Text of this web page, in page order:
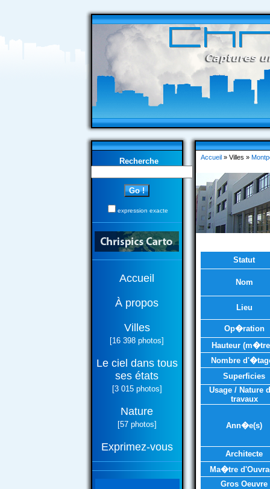
Recherche
expression exacte
Accueil
À propos
Villes
[16 398 photos]
Le ciel dans tous
ses états
[3 015 photos]
Nature
[57 photos]
Exprimez-vous
Accueil» Villes »
Statut
Nom
Lieu
Op�ration
Hauteur
Nombre
Superficies
Usage / Nature
travaux
Ann�e(s)
Architecte
Ma�tre
Gros Oeuvre